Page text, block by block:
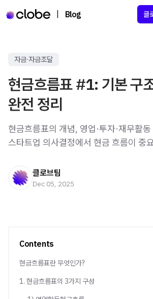
Blog 클
자금·자금조달
현금흐름표 #1: 기본 구
완전 정리
현금흐름표의 개념, 영업·투자·재무활
스타트업 의사결정에서 현금 흐름이 중
클로브팀
Dec 05, 2025
Contents
현금흐름표란 무엇인가?
1. 현금흐름표의 3가지 구성